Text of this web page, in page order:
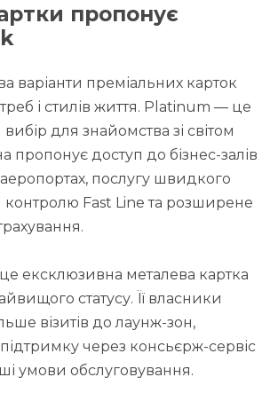
пропонує
варіанти преміальних карток
і стилів життя. Platinum — це
для знайомства зі світом
пропонує доступ до бізнес-залів
послугу швидкого
Fast Line та розширене
ексклюзивна металева картка
статусу. Її власники
візитів до лаунж-зон,
через консьєрж-сервіс
умови обслуговування.